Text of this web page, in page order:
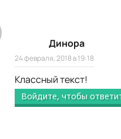
Динора
24 февраля, 2018 в 19:18
Классный текст!
Войдите, чтобы